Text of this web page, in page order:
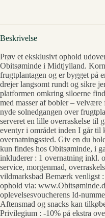
Beskrivelse
Prøv et eksklusivt ophold
Obitsøminde i Midtjylland.
frugtplantagen og er bygget på
drejer langsomt rundt og sikre
platformen omkring siloerne
med masser af bobler –
nyde solnedgangen over
serveret en lille overraskelse til
eventyr i området inden I går til
overnatningssted. Giv en du
kun findes hos Obitsøminde, i
inkluderer : 1 overnatning inkl.
service, morgenmad,
vildmarksbad Bemærk venligst
ophold via:
oplevelsesvoucherens Id-
Aftensmad og snacks kan
Privilegium : -10% på ekstra